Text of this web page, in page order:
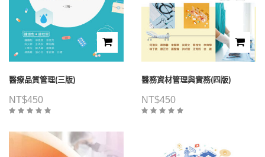
醫療品質管理(三版)
NT$450
醫務資材管理與實務(四版)
NT$450